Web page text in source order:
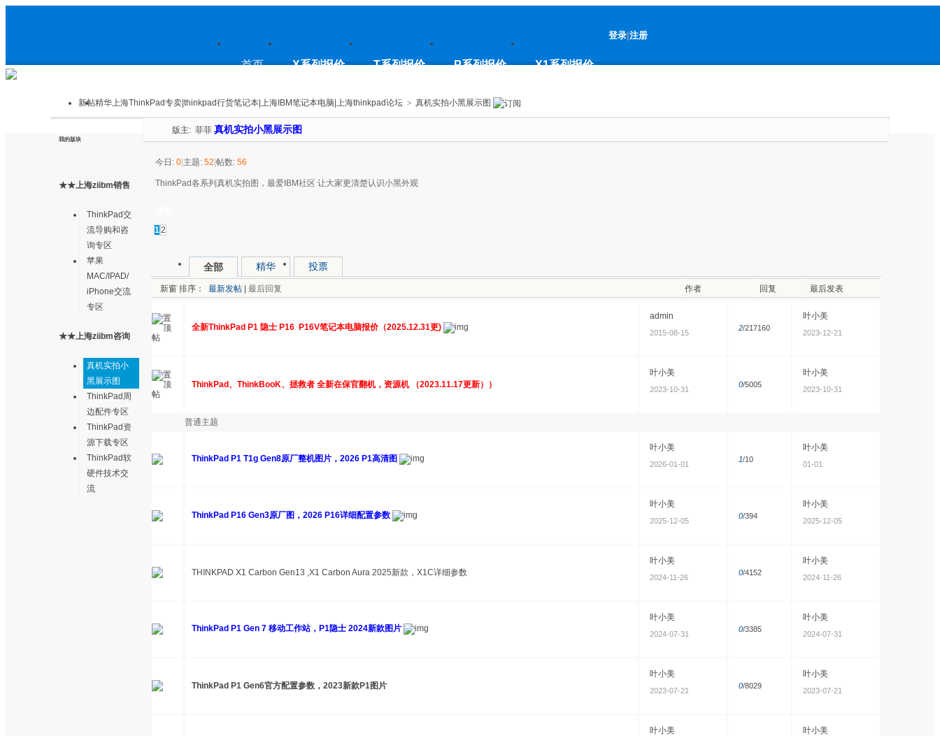
上
海ThinkPad专卖|thinkpad行货笔
thinkpad论坛
首页 X系列报价 T系列报价 P系列报价 X1系列报价
登录 注册
新帖精华上海ThinkPad专卖|thinkpad行货笔记本|上海IBM笔记本电脑|上海thinkpad论坛 > 真机实拍小黑展示图
我的版块
★★上海ziibm销售
ThinkPad交
流导购和咨
询专区
苹果
MAC/IPAD/
iPhone交流
专区
★★上海ziibm咨询
售后中心★★
真机实拍小
黑展示图
ThinkPad周
边配件专区
ThinkPad资
源下载专区
ThinkPad软
硬件技术交
流
版主: 菲菲 真机实拍小黑展示图
今日: 0|主题: 52|帖数: 56
ThinkPad各系列真机实拍图，最爱IBM社区 让大家更清楚认识小黑外观
12
全部 精华 投票
新窗 排序： 最新发帖 | 最后回复 作者 回复 最后发表
全新ThinkPad P1 隐士 P16 P16V笔记本电脑报价（2025.12.31更)
admin
2015-08-15
2/217160
叶小美
2023-12-21
ThinkPad、ThinkBooK、拯救者 全新在保官翻机，资源机 （2023.11.17更新））
叶小美
2023-10-31
0/5005
叶小美
2023-10-31
普通主题
ThinkPad P1 T1g Gen8原厂整机图片，2026 P1高清图
叶小美
2026-01-01
1/10
叶小美
01-01
ThinkPad P16 Gen3原厂图，2026 P16详细配置参数
叶小美
2025-12-05
0/394
叶小美
2025-12-05
THINKPAD X1 Carbon Gen13 ,X1 Carbon Aura 2025新款，X1C详细参数
叶小美
2024-11-26
0/4152
叶小美
2024-11-26
ThinkPad P1 Gen 7 移动工作站，P1隐士 2024新款图片
叶小美
2024-07-31
0/3385
叶小美
2024-07-31
ThinkPad P1 Gen6官方配置参数，2023新款P1图片
叶小美
2023-07-21
0/8029
叶小美
2023-07-21
叶小美 叶小美